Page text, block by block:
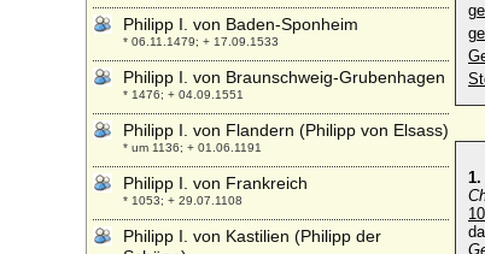
1.
Philipp I. von Baden-Sponheim
* 06.11.1479; + 17.09.1533
Philipp I. von Braunschweig-Grubenhagen
* 1476; + 04.09.1551
Philipp I. von Flandern (Philipp von Elsass)
* um 1136; + 01.06.1191
Philipp I. von Frankreich
* 1053; + 29.07.1108
Philipp I. von Kastilien (Philipp der